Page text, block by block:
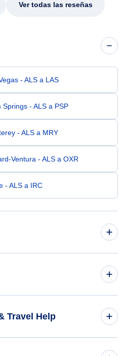
Ver todas las reseñas
- ALS a LAS
Springs - ALS a PSP
- ALS a MRY
Ventura - ALS a OXR
- ALS a IRC
a Isla Catalina - COS a AVX
Travel Help